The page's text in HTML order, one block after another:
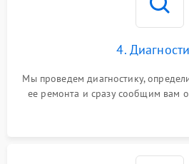
4.
Мы проведем диагностику,
ее ремонта и сразу сообщим вам